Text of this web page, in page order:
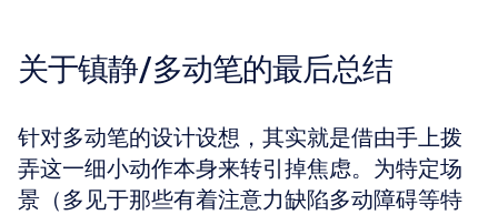
关于镇静/多动笔的最后总结
针对多动笔的设计设想，其实就是借由手上拨
弄这一细小动作本身来转引掉焦虑。为特定场
景（多见于那些有着注意力缺陷多动障碍等特